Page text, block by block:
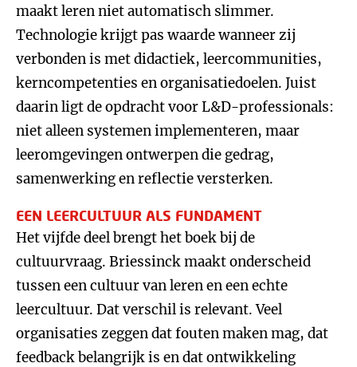
maakt leren niet automatisch slimmer.
Technologie krijgt pas waarde wanneer zij
verbonden is met didactiek, leercommunities,
kerncompetenties en organisatiedoelen. Juist
daarin ligt de opdracht voor L&D-professionals:
niet alleen systemen implementeren, maar
leeromgevingen ontwerpen die gedrag,
samenwerking en reflectie versterken.
EEN LEERCULTUUR ALS FUNDAMENT
Het vijfde deel brengt het boek bij de
cultuurvraag. Briessinck maakt onderscheid
tussen een cultuur van leren en een echte
leercultuur. Dat verschil is relevant. Veel
organisaties zeggen dat fouten maken mag, dat
feedback belangrijk is en dat ontwikkeling